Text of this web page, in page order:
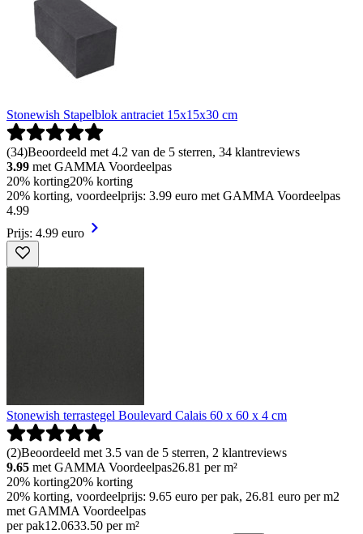
Stonewish Stapelblok antraciet 15x15x30 cm
(34)Beoordeeld met 4.2 van de 5 sterren, 34 klantreviews
3.99 met GAMMA Voordeelpas
20% korting20% korting
20% korting, voordeelprijs: 3.99 euro met GAMMA Voordeelpas
4.99
Prijs: 4.99 euro
Stonewish terrastegel Boulevard Calais 60 x 60 x 4 cm
(2)Beoordeeld met 3.5 van de 5 sterren, 2 klantreviews
9.65 met GAMMA Voordeelpas26.81 per m²
20% korting20% korting
20% korting, voordeelprijs: 9.65 euro per pak, 26.81 euro per m2
met GAMMA Voordeelpas
per pak12.0633.50 per m²